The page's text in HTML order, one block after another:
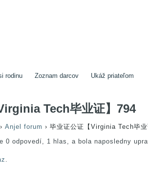
rodinu Zoznam darcov Ukáž priateľom
Tech毕业证】794
› Anjel forum › 毕业证公证【Virginia Tech毕
0 odpovedí, 1 hlas, a bola naposledny
.